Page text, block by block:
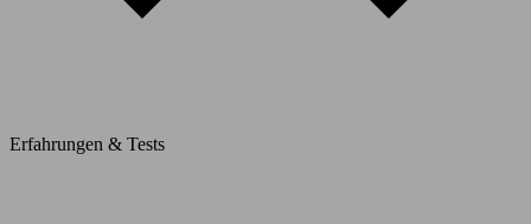
Erfahrungen & Tests